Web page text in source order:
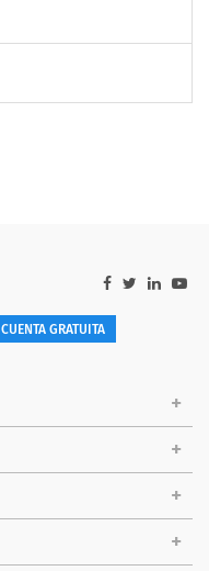
CUENTA GRATUITA